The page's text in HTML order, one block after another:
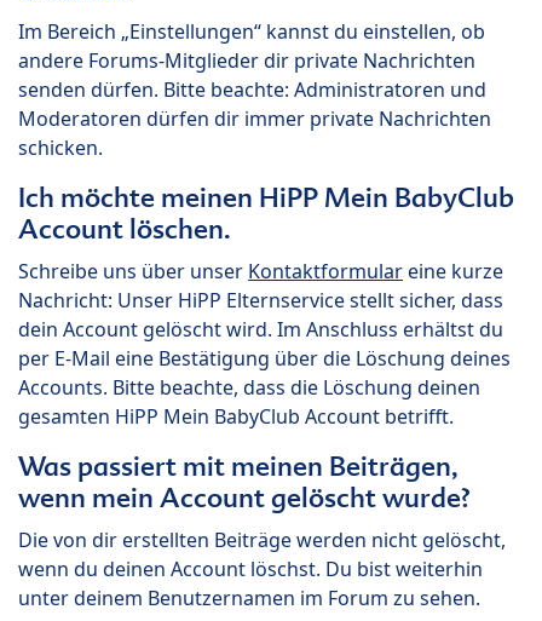
Im Bereich „Einstellungen“ kannst du einstellen, ob
andere Forums-Mitglieder dir private Nachrichten
senden dürfen. Bitte beachte: Administratoren und
Moderatoren dürfen dir immer private Nachrichten
schicken.
Ich möchte meinen HiPP Mein BabyClub
Account löschen.
Schreibe uns über unser Kontaktformulareine kurze
Nachricht: Unser HiPP Elternservice stellt sicher, dass
dein Account gelöscht wird. Im Anschluss erhältst du
per E-Mail eine Bestätigung über die Löschung deines
Accounts. Bitte beachte, dass die Löschung deinen
gesamten HiPP Mein BabyClub Account betrifft.
Was passiert mit meinen Beiträgen,
wenn mein Account gelöscht wurde?
Die von dir erstellten Beiträge werden nicht gelöscht,
wenn du deinen Account löschst. Du bist weiterhin
unter deinem Benutzernamen im Forum zu sehen.